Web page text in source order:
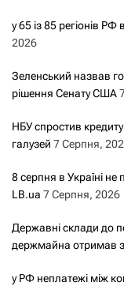
у 65 із 85 регіонів
2026
Зеленський назвав
рішення Сенату США
НБУ спростив
галузей 7 Серпня,
8 серпня в Україні
LB.ua 7 Серпня, 2026
Державні склади до
держмайна отримав
у РФ неплатежі між